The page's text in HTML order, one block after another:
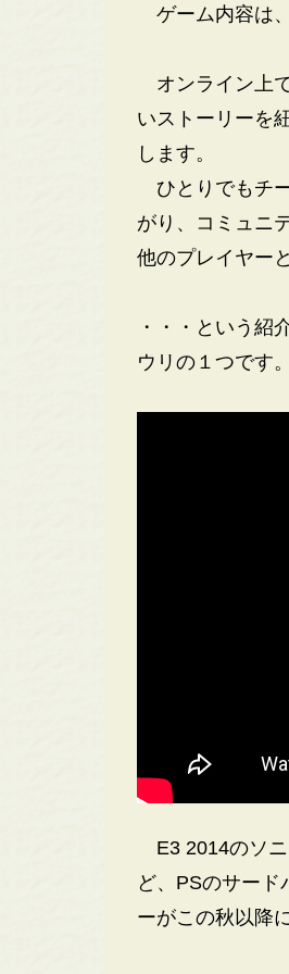
ゲーム内容は、
オンライン上
いストーリーを
します。
ひとりでもチ
がり、コミュニ
他のプレイヤー
・・・という紹
ウリの１つです。
E3 2014のソニ
ど、PSのサー
ーがこの秋以降